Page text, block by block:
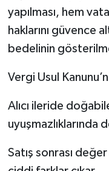
yapılması, hem
haklarını güvence
bedelinin
Vergi Usul
Alıcı ileride
uyuşmazlıklarında
Satış sonrası değer